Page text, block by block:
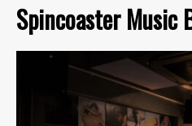
Spincoaster Music